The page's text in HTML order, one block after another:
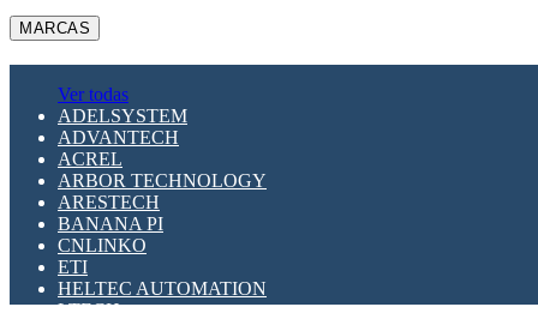
MARCAS
Ver todas
ADELSYSTEM
ADVANTECH
ACREL
ARBOR TECHNOLOGY
ARESTECH
BANANA PI
CNLINKO
ETI
HELTEC AUTOMATION
LTECH